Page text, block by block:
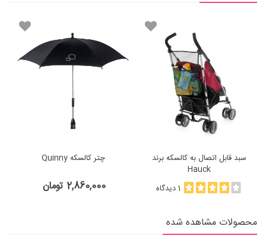
سبد قابل اتصال به کالسکه برند
Hauck
1 دیدگاه
چتر کالسکه Quinny
2,860,000 تومان
محصولات مشاهده شده